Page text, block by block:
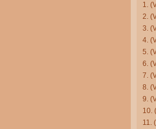
1.
2.
3.
4.
5.
6.
7.
8.
9.
10.
11.